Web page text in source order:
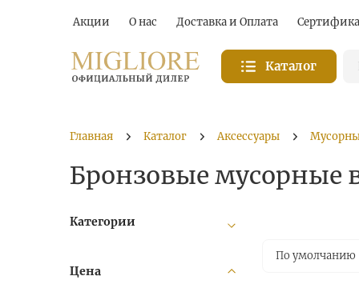
Акции О нас Доставка и Оплата
Каталог
Главная Каталог Аксессуары
Бронзовые мусорные
По умолчанию
Категории
Цена